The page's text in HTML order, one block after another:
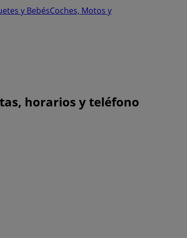
y BebésCoches, Motos y
horarios y teléfono